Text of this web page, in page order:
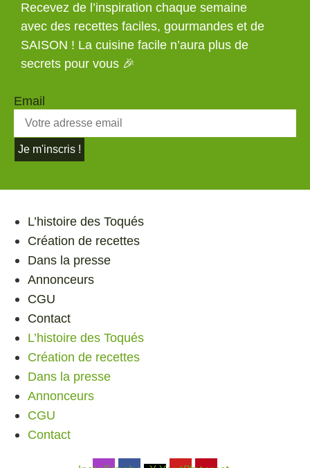
Recevez de l’inspiration chaque semaine
avec des recettes faciles, gourmandes et de
SAISON ! La cuisine facile n’aura plus de
secrets pour vous 🎉
Email
Je m'inscris !
L’histoire des Toqués
Création de recettes
Dans la presse
Annonceurs
CGU
Contact
L’histoire des Toqués
Création de recettes
Dans la presse
Annonceurs
CGU
Contact